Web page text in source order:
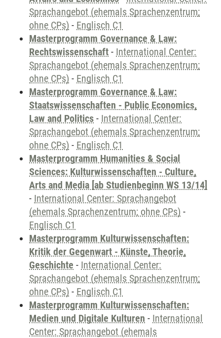
Sprachangebot (ehemals Sprachenzentrum;
ohne CPs) - Englisch C1
Masterprogramm Governance & Law:
Rechtswissenschaft - International Center:
Sprachangebot (ehemals Sprachenzentrum;
ohne CPs) - Englisch C1
Masterprogramm Governance & Law:
Staatswissenschaften - Public Economics,
Law and Politics - International Center:
Sprachangebot (ehemals Sprachenzentrum;
ohne CPs) - Englisch C1
Masterprogramm Humanities & Social
Sciences: Kulturwissenschaften - Culture,
Arts and Media [ab Studienbeginn WS 13/14]
- International Center: Sprachangebot
(ehemals Sprachenzentrum; ohne CPs) -
Englisch C1
Masterprogramm Kulturwissenschaften:
Kritik der Gegenwart - Künste, Theorie,
Geschichte - International Center:
Sprachangebot (ehemals Sprachenzentrum;
ohne CPs) - Englisch C1
Masterprogramm Kulturwissenschaften:
Medien und Digitale Kulturen - International
Center: Sprachangebot (ehemals